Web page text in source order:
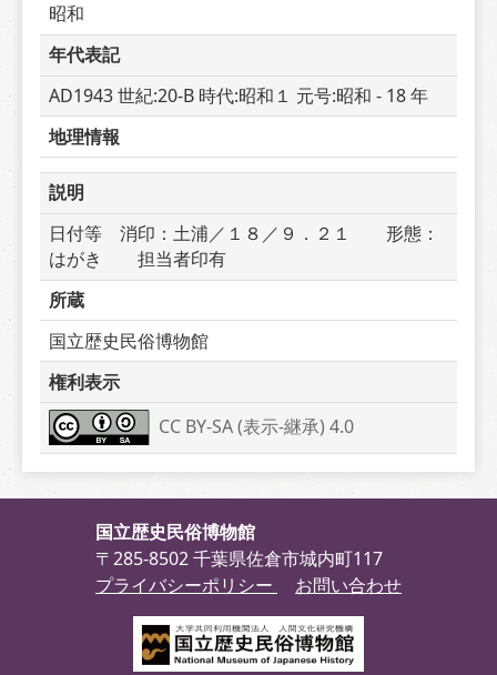
昭和
年代表記
AD1943 世紀:20-B 時代:昭和１ 元号:昭和 - 18 年
地理情報
説明
日付等　消印：土浦／１８／９．２１　　形態：
はがき　　担当者印有
所蔵
国立歴史民俗博物館
権利表示
CC BY-SA (表示-継承) 4.0
国立歴史民俗博物館
〒285-8502 千葉県佐倉市城内町117
プライバシーポリシー
お問い合わせ